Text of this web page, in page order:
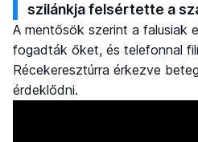
szilánkja felsértette a
A mentősök szerint a falusiak
fogadták őket, és telefonnal
Récekeresztúrra érkezve
érdeklődni.